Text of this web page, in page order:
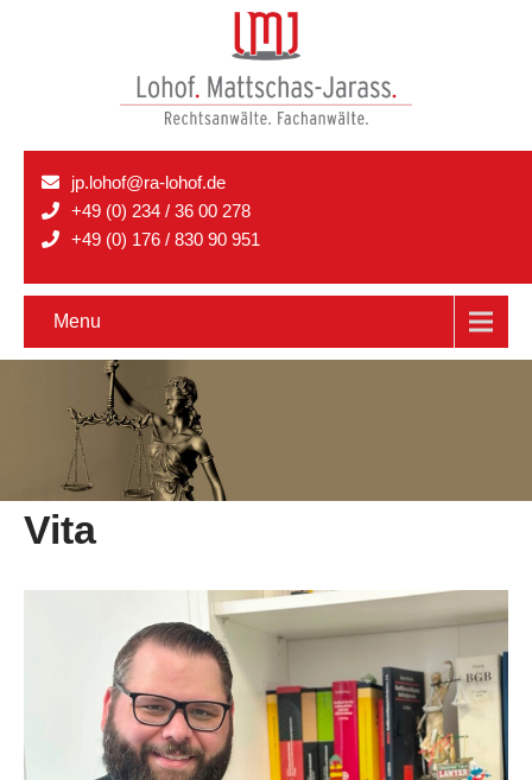
jp.lohof@ra-lohof.de
+49 (0) 234 / 36 00 278
+49 (0) 176 / 830 90 951
Menu
Vita